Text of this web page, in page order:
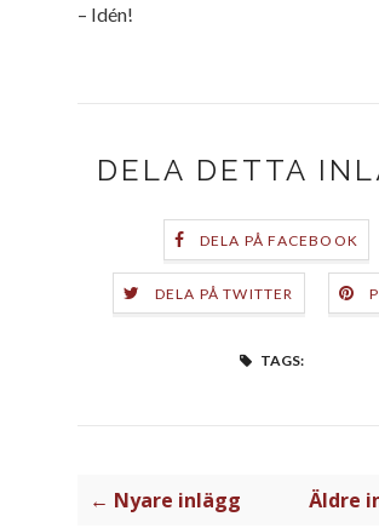
– Idén!
DELA DETTA
DELA PÅ FACEBOOK
DELA PÅ TWITTER
TAGS:
← Nyare inlägg Äldre